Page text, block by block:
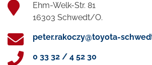
Ehm-Welk-Str. 81
16303 Schwedt/O.
peter.rakoczy@toyota-
0 33 32 / 4 52 30